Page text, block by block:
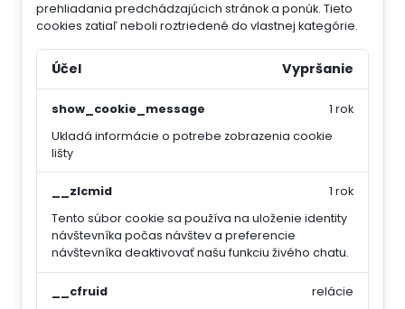
prehliadania predchádzajúcich stránok a ponúk. Tieto
cookies zatiaľ neboli roztriedené do vlastnej kategórie.
Účel Vypršanie
show_cookie_message
Ukladá informácie o potrebe zobrazenia cookie
lišty
1 rok
__zlcmid
Tento súbor cookie sa používa na uloženie identity
návštevníka počas návštev a preferencie
návštevníka deaktivovať našu funkciu živého chatu.
1 rok
__cfruid
relácie